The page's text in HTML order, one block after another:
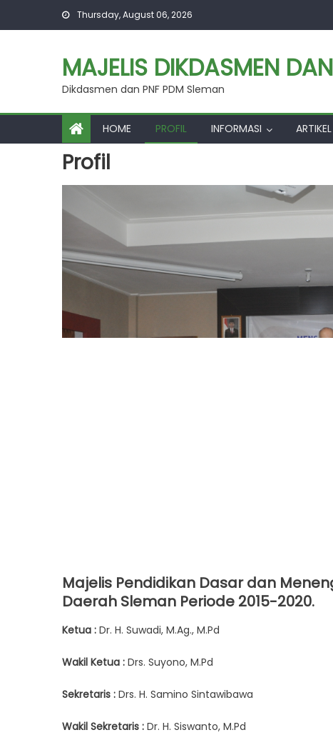
Thursday, August 06, 2026
MAJELIS DIKDASMEN
Dikdasmen dan PNF PDM Sleman
HOME PROFIL INFORMASI ARTIKEL
Profil
Majelis Pendidikan Dasar dan
Daerah Sleman Periode 2015-2020.
Ketua : Dr. H. Suwadi, M.Ag., M.Pd
Wakil Ketua : Drs. Suyono, M.Pd
Sekretaris : Drs. H. Samino Sintawibawa
Wakil Sekretaris : Dr. H. Siswanto, M.Pd